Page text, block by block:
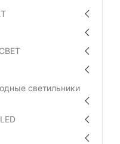
светильники